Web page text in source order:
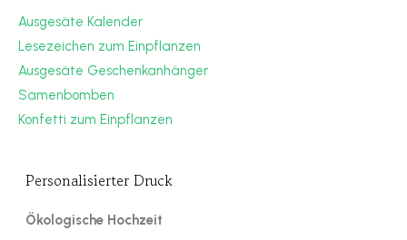
Ausgesäte Kalender
Lesezeichen zum Einpflanzen
Ausgesäte Geschenkanhänger
Samenbomben
Konfetti zum Einpflanzen
Personalisierter Druck
Ökologische Hochzeit